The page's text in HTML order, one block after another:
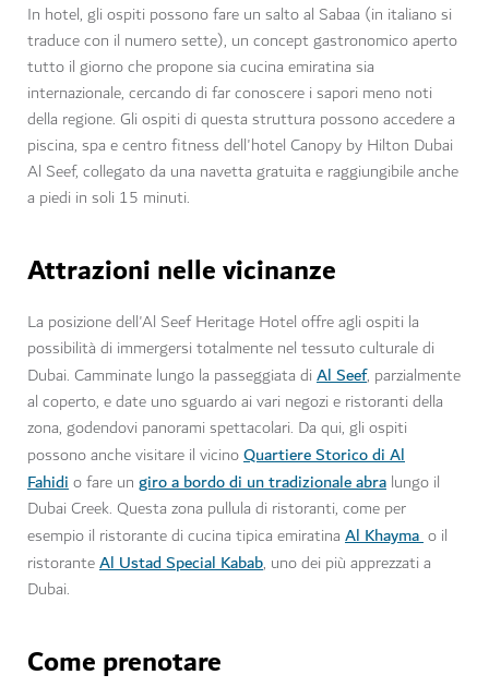
In hotel, gli ospiti possono fare un salto al Sabaa (in italiano si
traduce con il numero sette), un concept gastronomico aperto
tutto il giorno che propone sia cucina emiratina sia
internazionale, cercando di far conoscere i sapori meno noti
della regione. Gli ospiti di questa struttura possono accedere a
piscina, spa e centro fitness dell'hotel Canopy by Hilton Dubai
Al Seef, collegato da una navetta gratuita e raggiungibile anche
a piedi in soli 15 minuti.
Attrazioni nelle vicinanze
La posizione dell'Al Seef Heritage Hotel offre agli ospiti la
possibilità di immergersi totalmente nel tessuto culturale di
Dubai. Camminate lungo la passeggiata di Al Seef, parzialmente
al coperto, e date uno sguardo ai vari negozi e ristoranti della
zona, godendovi panorami spettacolari. Da qui, gli ospiti
possono anche visitare il vicinoQuartiere Storico di Al
Fahidio fare un giro a bordo di un tradizionale abra lungo il
Dubai Creek. Questa zona pullula di ristoranti, come per
esempio il ristorante di cucina tipica emiratina Al Khaymao il
ristoranteAl Ustad Special Kabab, uno dei più apprezzati a
Dubai.
Come prenotare